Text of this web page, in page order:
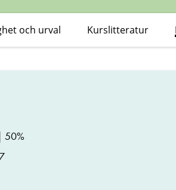
och urval Kurslitteratur
50%